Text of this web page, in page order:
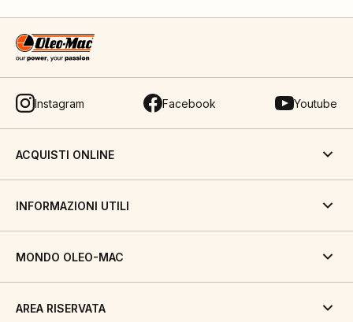
Instagram Facebook Youtube
ACQUISTI ONLINE
INFORMAZIONI UTILI
MONDO OLEO-MAC
AREA RISERVATA